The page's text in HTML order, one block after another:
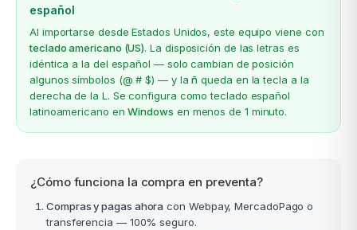
español
Al importarse desde Estados Unidos, este equipo viene con
teclado americano (US). La disposición de las letras es
idéntica a la del español — solo cambian de posición
algunos símbolos (@ # $) — y lañ queda en la tecla a la
derecha de la L. Se configura como teclado español
latinoamericano enWindows en menos de 1 minuto.
¿Cómo funciona la compra en preventa?
Compras y pagas ahora con Webpay, MercadoPago o
transferencia — 100% seguro.